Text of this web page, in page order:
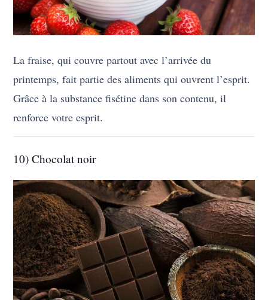
La fraise, qui couvre partout avec l’arrivée du
printemps, fait partie des aliments qui ouvrent l’esprit.
Grâce à la substance fisétine dans son contenu, il
renforce votre esprit.
10) Chocolat noir